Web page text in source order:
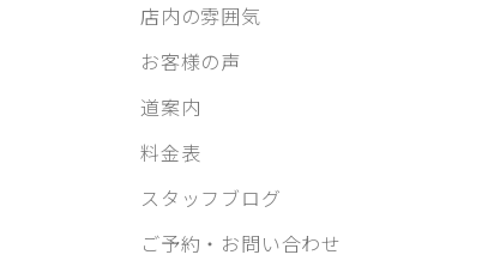
店内の雰囲気
お客様の声
道案内
料金表
スタッフブログ
ご予約・お問い合わせ